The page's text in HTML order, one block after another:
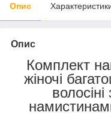
Опис
Опис
Комплект
жіночі